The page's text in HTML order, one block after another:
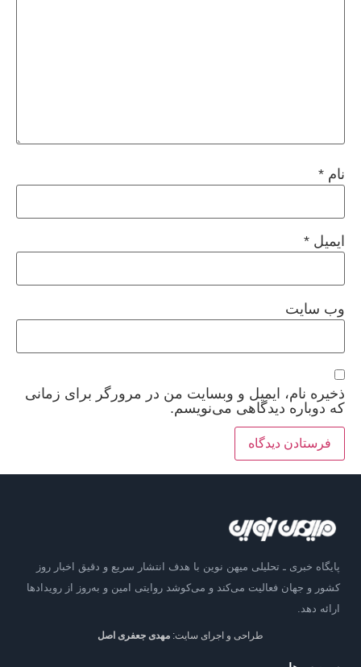
نام *
ایمیل *
وب‌ سایت
ذخیره نام، ایمیل و وبسایت من در مرورگر برای زمانی
که دوباره دیدگاهی می‌نویسم.
پایگاه خبری ـ تحلیلی میهن نوین با هدف انتشار سریع و دقیق اخبار روز
کشور و جهان فعالیت می‌کند و می‌کوشد روایتی امین و به‌روز از رویدادها
ارائه دهد.
طراحی و اجرای سایت: مهدی جعفری اصل